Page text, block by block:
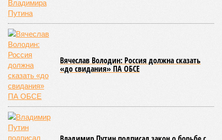
взятые на себя обязательства в рамках концессионного
договора от 2008 года». «Концессия дала Армении
современную железную дорогу, при этом освободив
бюджет республики от затрат на её восстановление и
содержание. Дивиденды акционеру никогда не
выплачивались, вся прибыль шла на развитие железной
дороги»
, – добавил Белозёров.
И в самом деле. Российская сторона поставляла Армении
повреждённые стихией, выплатила в казну закавказской
республики 15 млрд рублей налогов, пускала прибыль на
развитие местной железнодорожной инфраструктуры.